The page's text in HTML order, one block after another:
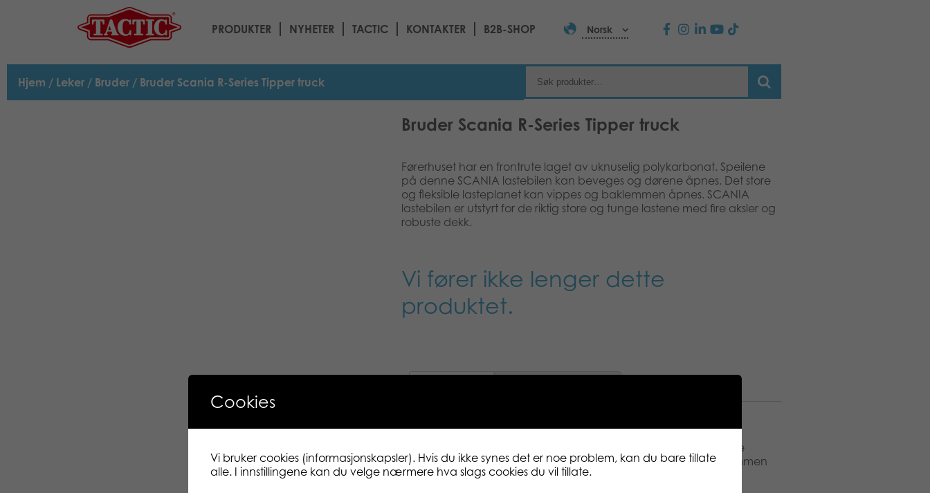
PRODUKTER NYHETER TACTIC KONTAKTER B2B-SHOP Norsk
Hjem / Leker / Bruder / Bruder Scania R-Series Tipper truck
Bruder Scania R-Series Tipper truck
Førerhuset har en frontrute laget av uknuselig polykarbonat. Speilene
på denne SCANIA lastebilen kan beveges og dørene åpnes. Det store
og fleksible lasteplanet kan vippes og baklemmen åpnes. SCANIA
lastebilen er utstyrt for de riktig store og tunge lastene med fire aksler og
robuste dekk.
Vi fører ikke lenger dette
produktet.
Førerhuset har en frontrute laget av uknuselig polykarbonat.
Speilene på denne SCANIA lastebilen kan beveges og dørene
åpnes. Det store og fleksible lasteplanet kan vippes og baklemmen
åpnes. SCANIA lastebilen er utstyrt for de riktig store og tunge
Cookies
Vi bruker cookies (informasjonskapsler). Hvis du ikke synes det er noe problem, kan du bare tillate
alle. I innstillingene kan du velge nærmere hva slags cookies du vil tillate.